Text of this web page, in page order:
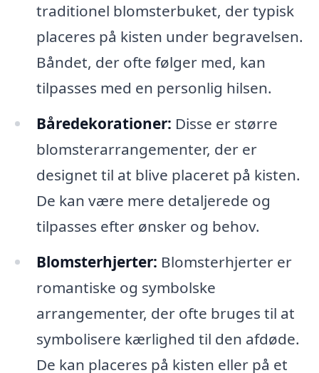
traditionel blomsterbuket, der typisk
placeres på kisten under begravelsen.
Båndet, der ofte følger med, kan
tilpasses med en personlig hilsen.
Båredekorationer: Disse er større
blomsterarrangementer, der er
designet til at blive placeret på kisten.
De kan være mere detaljerede og
tilpasses efter ønsker og behov.
Blomsterhjerter: Blomsterhjerter er
romantiske og symbolske
arrangementer, der ofte bruges til at
symbolisere kærlighed til den afdøde.
De kan placeres på kisten eller på et